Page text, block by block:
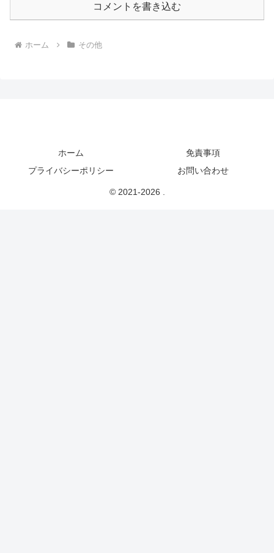
コメントを書き込む
ホーム その他
ホーム
免責事項
プライバシーポリシー
お問い合わせ
© 2021-2026 .